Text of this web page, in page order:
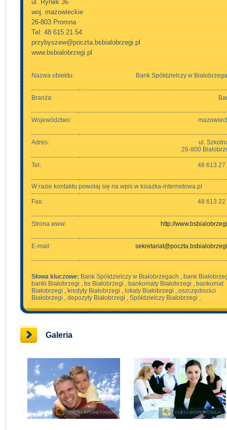
ul. Rynek 36
woj. mazowieckie
26-803 Promna
Tel: 48 615 21 54
przybyszew@poczta.bsbialobrzegi.pl
www.bsbialobrzegi.pl
Nazwa obiektu: Bank Spółdzielczy w
Branża:
Województwo:
Adres:
ul.
26-800
Tel: 48 613 27
W razie kontaktu powołaj się na wpis w ksiazka-internetowa.pl
Fax: 48 613 22
Strona www: http://
E-mail:
Słowa kluczowe: Bank Spółdzielczy w Białobrzegach , bank
banki Białobrzegi , bs Białobrzegi , bankomaty Białobrzegi , bankomat
Białobrzegi , kredyty Białobrzegi , lokaty Białobrzegi , oszczędności
Białobrzegi , depozyty Białobrzegi , Spółdzielczy Białobrzegi ,
Galeria